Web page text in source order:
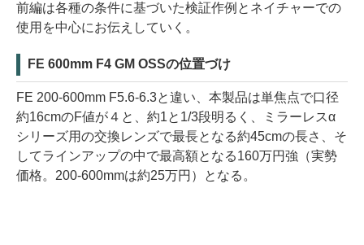
前編は各種の条件に基づいた検証作例とネイチャーでの
使用を中心にお伝えしていく。
FE 600mm F4 GM OSSの位置づけ
FE 200-600mm F5.6-6.3と違い、本製品は単焦点で口径
約16cmのF値が４と、約1と1/3段明るく、ミラーレスα
シリーズ用の交換レンズで最長となる約45cmの長さ、そ
してラインアップの中で最高額となる160万円強（実勢
価格。200-600mmは約25万円）となる。